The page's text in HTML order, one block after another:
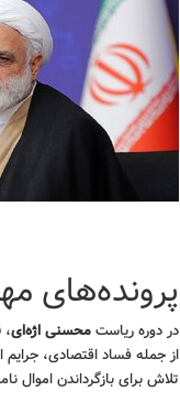
پرونده‌های
در دوره ریاستمحسنی اژه‌ای،
از جمله فساد اقتصادی،
تلاش برای بازگرداندن اموال